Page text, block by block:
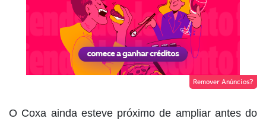
Remover Anúncios?
O Coxa ainda esteve próximo de ampliar antes do